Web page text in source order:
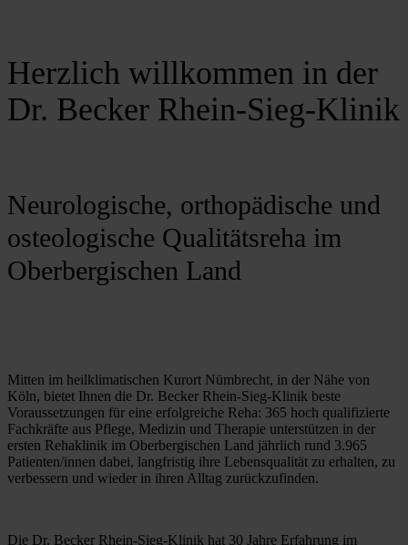
Herzlich willkommen in der
Dr. Becker Rhein-Sieg-Klinik
Neurologische, orthopädische und
osteologische Qualitätsreha im
Oberbergischen Land
Mitten im heilklimatischen Kurort Nümbrecht, in der Nähe von
Köln, bietet Ihnen die Dr. Becker Rhein-Sieg-Klinik beste
Voraussetzungen für eine erfolgreiche Reha: 365 hoch qualifizierte
Fachkräfte aus Pflege, Medizin und Therapie unterstützen in der
ersten Rehaklinik im Oberbergischen Land jährlich rund 3.965
Patienten/innen dabei, langfristig ihre Lebensqualität zu erhalten, zu
verbessern und wieder in ihren Alltag zurückzufinden.
Die Dr. Becker Rhein-Sieg-Klinik hat 30 Jahre Erfahrung im